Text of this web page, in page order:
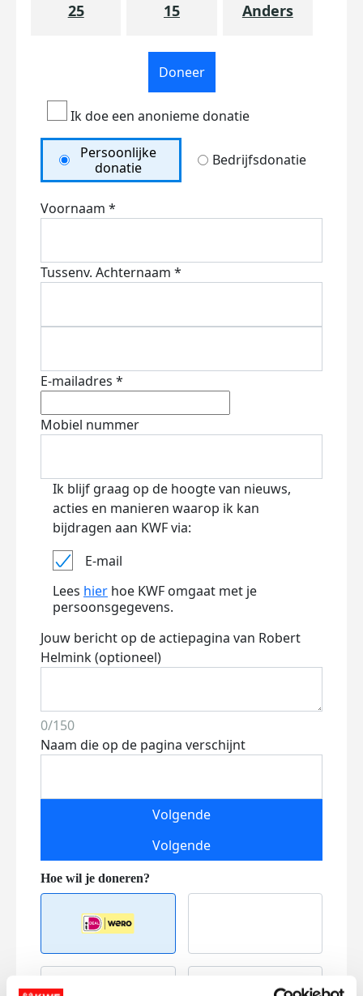
25 15 Anders
Doneer
Ik doe een anonieme donatie
Persoonlijke
donatie
Bedrijfsdonatie
Voornaam *
Tussenv. Achternaam *
E-mailadres *
Mobiel nummer
Ik blijf graag op de hoogte van nieuws,
acties en manieren waarop ik kan
bijdragen aan KWF via:
E-mail
Lees hier hoe KWF omgaat met je
persoonsgegevens.
Jouw bericht op de actiepagina van Robert
Helmink (optioneel)
0/150
Naam die op de pagina verschijnt
Volgende
Volgende